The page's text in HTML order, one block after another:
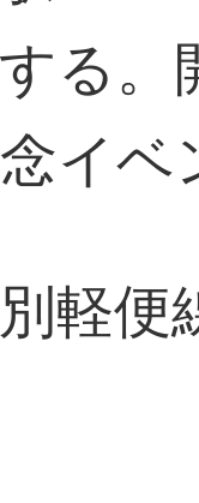
る
イ
軽便